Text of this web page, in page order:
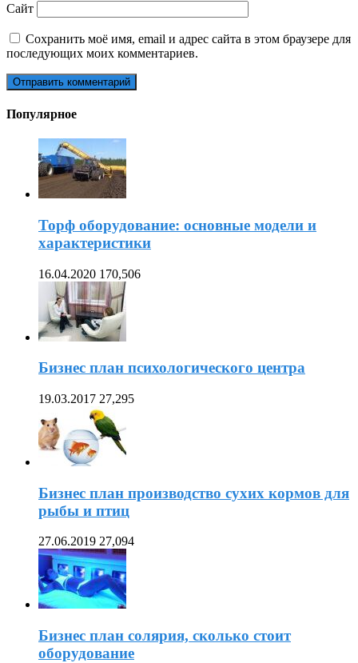
Сайт
Сохранить моё имя, email и адрес сайта в этом браузере для
последующих моих комментариев.
Популярное
Торф оборудование: основные модели и
характеристики
16.04.2020 170,506
Бизнес план психологического центра
19.03.2017 27,295
Бизнес план производство сухих кормов для
рыбы и птиц
27.06.2019 27,094
Бизнес план солярия, сколько стоит
оборудование